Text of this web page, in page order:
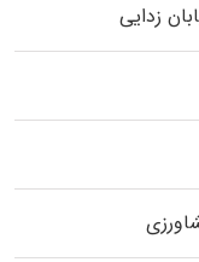
زدایی